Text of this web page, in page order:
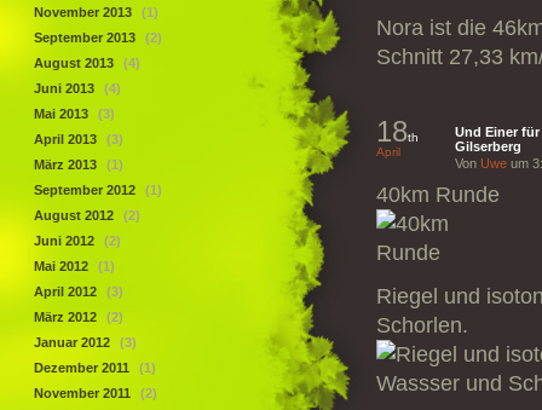
Nora ist die
Schnitt 27,33
18th
April
Und Einer
Gilserberg
Von Uwe um
40km Runde
Riegel und
Schorlen.
November 2013
(1)
September 2013
(2)
August 2013
(4)
Juni 2013
(4)
Mai 2013
(3)
April 2013
(3)
März 2013
(1)
September 2012
(1)
August 2012
(2)
Juni 2012
(2)
Mai 2012
(1)
April 2012
(3)
März 2012
(2)
Januar 2012
(3)
Dezember 2011
(1)
November 2011
(2)